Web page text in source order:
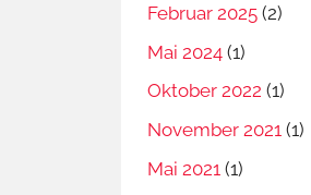
Februar 2025 (2)
Mai 2024 (1)
Oktober 2022 (1)
November 2021 (1)
Mai 2021 (1)